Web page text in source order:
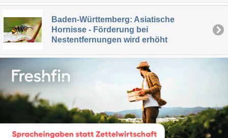
Baden-Württemberg: Asiatische
Hornisse - Förderung bei
Nestentfernungen wird erhöht